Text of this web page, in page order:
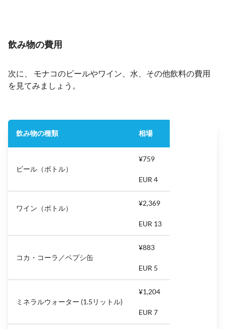
飲み物の費用
次に、 モナコのビールやワイン、水、その他飲料の費用
を見てみましょう。
飲み物の種類 相場
ビール（ボトル）
¥759
EUR 4
ワイン（ボトル）
¥2,369
EUR 13
コカ・コーラ／ペプシ缶
¥883
EUR 5
ミネラルウォーター (1.5リットル)
¥1,204
EUR 7